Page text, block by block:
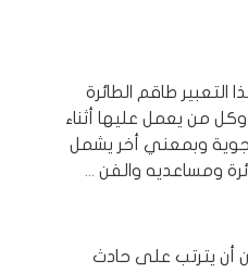
التعبير طاقم الطائرة
وكل من يعمل عليها أثناء
وبمعني أخر يشمل
ومساعديه والفن ...
أن يترتب على حادث